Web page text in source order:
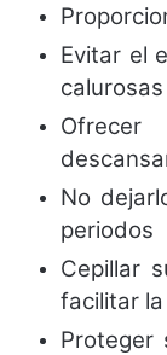
Evitar el
calurosas
No
periodos
Cepillar
facilitar
Proteger